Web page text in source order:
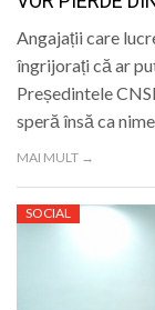
Angajații care
îngrijorați că ar
Președintele
speră însă ca
MAI MULT →
SOCIAL